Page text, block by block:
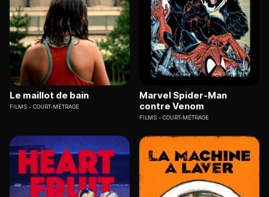
Le maillot de bain
FILMS COURT-MÉTRAGE
Marvel Spider-Man
contre Venom
FILMS COURT-MÉTRAGE